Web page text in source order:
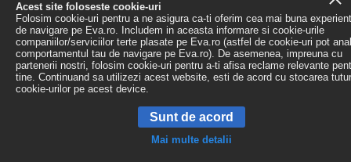
Acest site foloseste cookie-uri
Folosim cookie-uri pentru a ne asigura ca-ti oferim cea mai buna
de navigare pe Eva.ro. Includem in aceasta informare si cookie-urile
companiilor/serviciilor terte plasate pe Eva.ro (astfel de cookie-uri pot
comportamentul tau de navigare pe Eva.ro). De asemenea, impreuna cu
partenerii nostri, folosim cookie-uri pentru a-ti afisa reclame relevante
tine. Continuand sa utilizezi acest website, esti de acord cu stocarea
cookie-urilor pe acest device.
Sunt de acord
Mai multe detalii